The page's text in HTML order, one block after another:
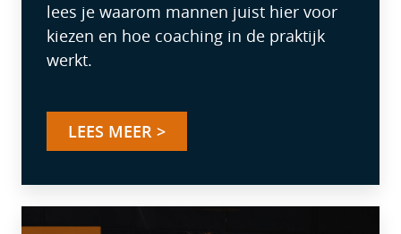
lees je waarom mannen juist hier voor
kiezen en hoe coaching in de praktijk
werkt.
LEES MEER >